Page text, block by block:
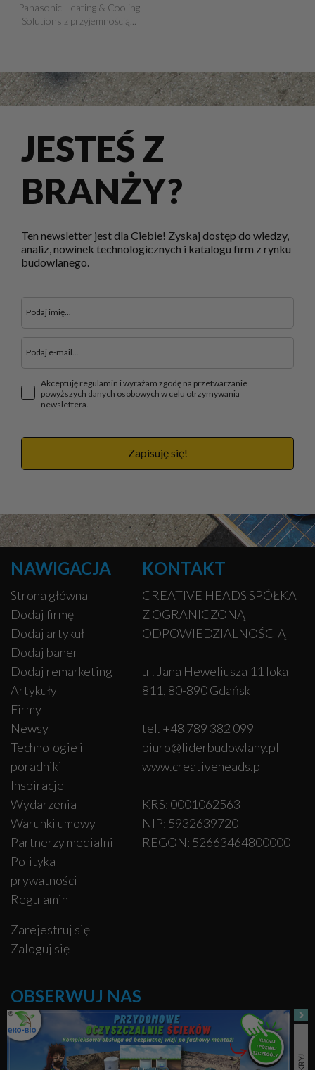
Panasonic Heating & Cooling
Solutions z przyjemnością...
JESTEŚ Z
BRANŻY?
Ten newsletter jest dla Ciebie! Zyskaj dostęp do wiedzy,
analiz, nowinek technologicznych i katalogu firm z rynku
budowlanego.
Akceptuję regulamin i wyrażam zgodę na przetwarzanie
powyższych danych osobowych w celu otrzymywania
newslettera.
Zapisuję się!
NAWIGACJA
Strona główna
Dodaj firmę
Dodaj artykuł
Dodaj baner
Dodaj remarketing
Artykuły
Firmy
Newsy
Technologie i
poradniki
Inspiracje
Wydarzenia
Warunki umowy
Partnerzy medialni
Polityka
prywatności
Regulamin
Zarejestruj się
Zaloguj się
KONTAKT
CREATIVE HEADS SPÓŁKA
Z OGRANICZONĄ
ODPOWIEDZIALNOŚCIĄ
ul. Jana Heweliusza 11 lokal
811, 80-890 Gdańsk
tel. +48 789 382 099
biuro@liderbudowlany.pl
www.creativeheads.pl
KRS: 0001062563
NIP: 5932639720
REGON: 52663464800000
OBSERWUJ NAS
Facebook